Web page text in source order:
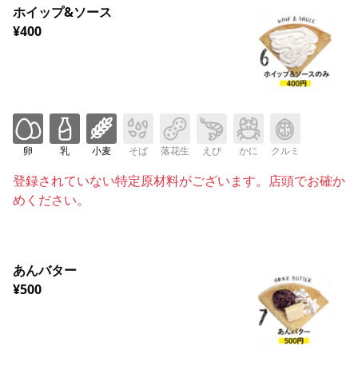
ホイップ&ソース
¥400
卵 乳 小麦 そば 落花生 えび かに クルミ
登録されていない特定原材料がございます。店頭でお確か
めください。
あんバター
¥500